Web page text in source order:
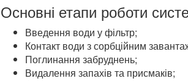
Основні етапи роботи
Введення води у фільтр;
Контакт води з сорбційним
Поглинання забруднень;
Видалення запахів та присмаків;